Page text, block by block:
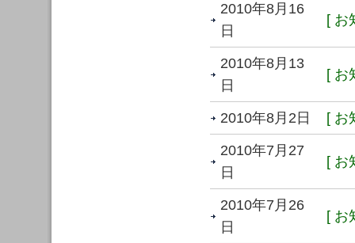
2010年8月16
日
[ お
2010年8月13
日
[ お
2010年8月2日 [ お
2010年7月27
日
[ お
2010年7月26
日
[ お